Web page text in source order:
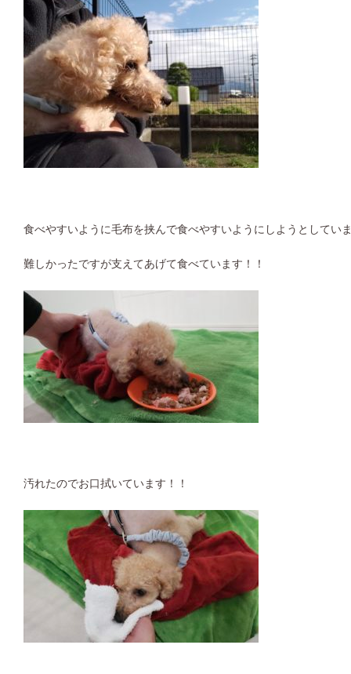
食べやすいように毛布を挟んで食べやすいようにしようとしてい
難しかったですが支えてあげて食べています！！
汚れたのでお口拭いています！！